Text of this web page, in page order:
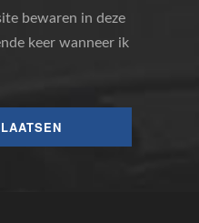
bewaren in deze
keer wanneer ik